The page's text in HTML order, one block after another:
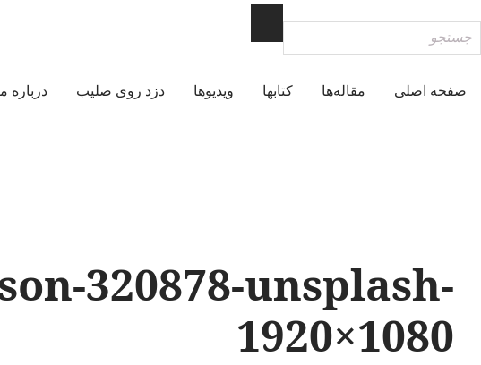
to
content
درباره دزد روی صلیب ویدیوها کتابها مقاله‌ها صفحه اصلی
320878-unsplash-
1920×1080